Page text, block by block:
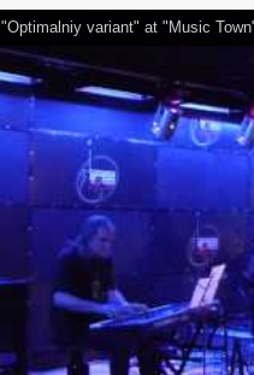
"Optimalniy variant" at "Music